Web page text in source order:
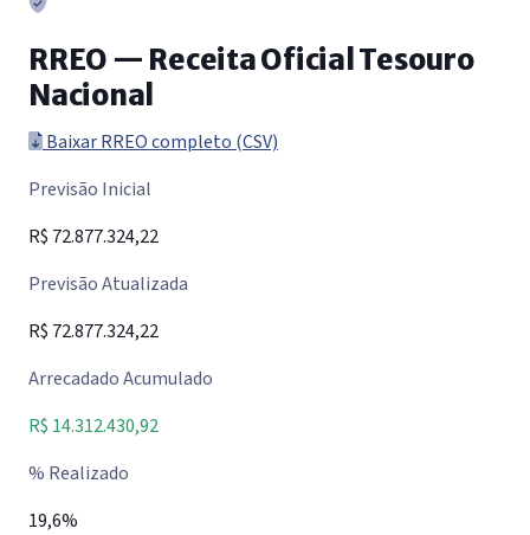
RREO — Receita Oficial Tesouro
Nacional
Baixar RREO completo (CSV)
Previsão Inicial
R$ 72.877.324,22
Previsão Atualizada
R$ 72.877.324,22
Arrecadado Acumulado
R$ 14.312.430,92
% Realizado
19,6%